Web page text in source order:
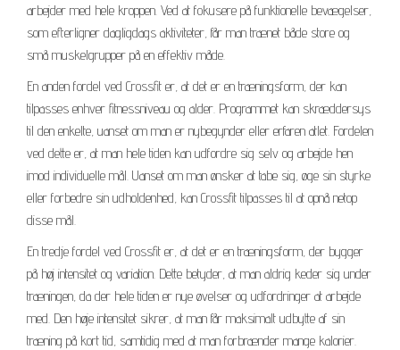
arbejder med hele kroppen. Ved at fokusere på funktionelle bevægelser,
som efterligner dagligdags aktiviteter, får man trænet både store og
små muskelgrupper på en effektiv måde.
En anden fordel ved Crossfit er, at det er en træningsform, der kan
tilpasses enhver fitnessniveau og alder. Programmet kan skræddersys
til den enkelte, uanset om man er nybegynder eller erfaren atlet. Fordelen
ved dette er, at man hele tiden kan udfordre sig selv og arbejde hen
imod individuelle mål. Uanset om man ønsker at tabe sig, øge sin styrke
eller forbedre sin udholdenhed, kan Crossfit tilpasses til at opnå netop
disse mål.
En tredje fordel ved Crossfit er, at det er en træningsform, der bygger
på høj intensitet og variation. Dette betyder, at man aldrig keder sig under
træningen, da der hele tiden er nye øvelser og udfordringer at arbejde
med. Den høje intensitet sikrer, at man får maksimalt udbytte af sin
træning på kort tid, samtidig med at man forbrænder mange kalorier.